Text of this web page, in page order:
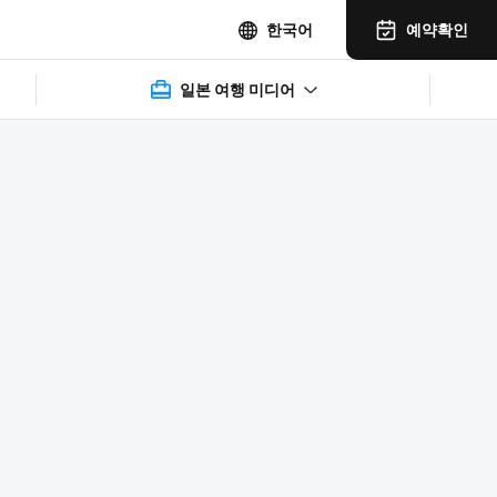
일본 여행 미디어
한국어 예약확인